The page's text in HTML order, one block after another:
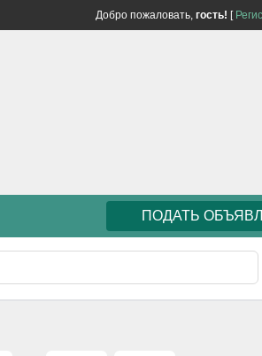
Добро пожаловать, гость! [
ПОДАТЬ